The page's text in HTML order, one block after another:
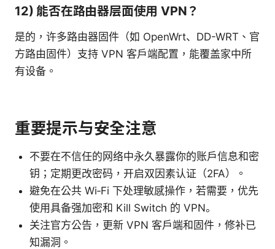
12) 能否在路由器层面使用 VPN？
是的，许多路由器固件（如 OpenWrt、DD-WRT、官
方路由固件）支持 VPN 客户端配置，能覆盖家中所
有设备。
重要提示与安全注意
不要在不信任的网络中永久暴露你的账户信息和密
钥；定期更改密码，开启双因素认证（2FA）。
避免在公共 Wi‑Fi 下处理敏感操作，若需要，优先
使用具备强加密和 Kill Switch 的 VPN。
关注官方公告，更新 VPN 客户端和固件，修补已
知漏洞。